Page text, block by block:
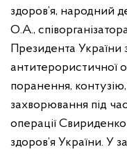
здоров’я, народний
О.А.,
Президента України
антитерористичної
поранення,
захворювання під
операції
здоров’я України. У